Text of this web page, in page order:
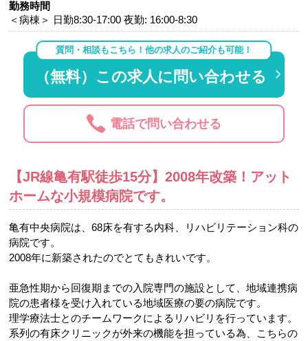
勤務時間
＜病棟＞ 日勤8:30-17:00 夜勤: 16:00-8:30
質問・相談もこちら！他の求人のご紹介も可能！
（無料）この求人に問い合わせる
電話で問い合わせる
【JR線亀有駅徒歩15分】2008年改築！アット
ホームな小規模病院です。
亀有中央病院は、68床を有する内科、リハビリテーション科の
病院です。
2008年に新築されたのでとてもきれいです。
亜急性期から回復期までの入院専門の施設として、地域連携病
院の患者様を受け入れている地域医療の要の病院です。
理学療法士とのチームワークによるリハビリを行っています。
系列の有床クリニックが外来の機能を担っている為、こちらの